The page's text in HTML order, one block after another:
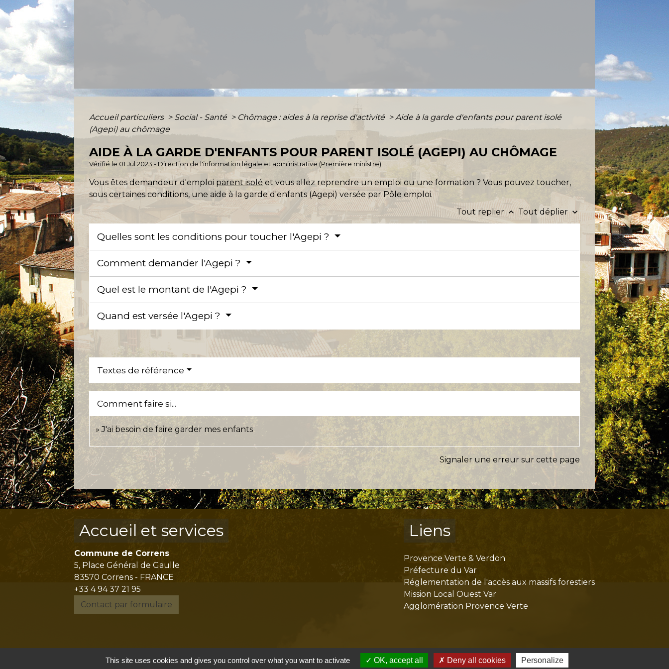
Accueil particuliers > Social - Santé > Chômage : aides à la reprise d'activité > Aide à la garde d'enfants pour parent isolé
(Agepi) au chômage
AIDE À LA GARDE D'ENFANTS POUR PARENT ISOLÉ (AGEPI) AU CHÔMAGE
Vérifié le 01 Jul 2023 - Direction de l'information légale et administrative (Première ministre)
Vous êtes demandeur d'emploi parent isolé et vous allez reprendre un emploi ou une formation ? Vous pouvez toucher,
sous certaines conditions, une aide à la garde d'enfants (Agepi) versée par Pôle emploi.
Tout replierkeyboard_arrow_up Tout déplier keyboard_arrow_down
Quelles sont les conditions pour toucher l'Agepi ?
Comment demander l'Agepi ?
Quel est le montant de l'Agepi ?
Quand est versée l'Agepi ?
Textes de référence
Comment faire si...
J'ai besoin de faire garder mes enfants
Signaler une erreur sur cette page
Accueil et services
Commune de Correns
5, Place Général de Gaulle
83570 Correns - FRANCE
+33 4 94 37 21 95
Contact par formulaire
Liens
Provence Verte & Verdon
Préfecture du Var
Réglementation de l'accès aux massifs forestiers
Mission Local Ouest Var
Agglomération Provence Verte
This site uses cookies and gives you control over what you want to activate OK, accept all Deny all cookies Personalize